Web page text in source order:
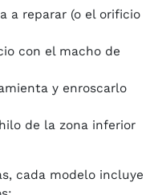
a reparar (o el orificio
con el macho de
y enroscarlo
de la zona inferior
cada modelo incluye